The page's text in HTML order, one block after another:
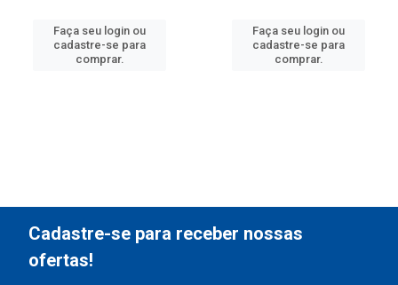
Faça seu login ou
cadastre-se para
comprar.
Faça seu login ou
cadastre-se para
comprar.
Cadastre-se para receber nossas
ofertas!